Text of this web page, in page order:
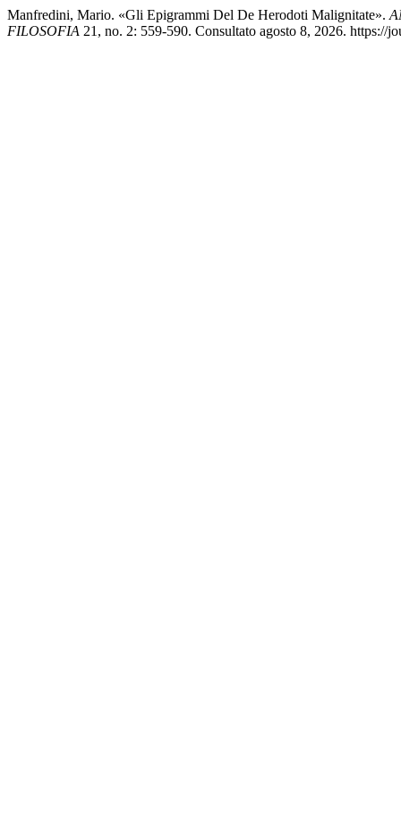
Manfredini, Mario. «Gli Epigrammi Del De Herodoti Malignitate».
FILOSOFIA 21, no. 2: 559-590. Consultato agosto 8, 2026. https://